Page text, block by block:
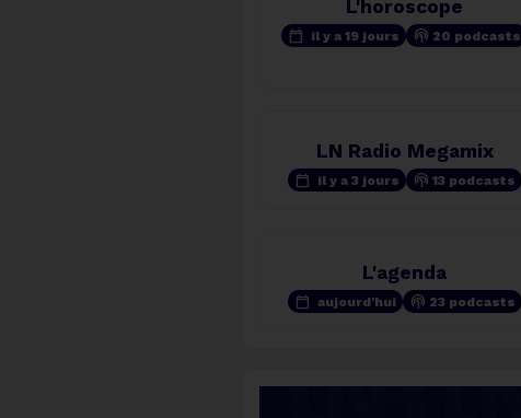
L'horoscope
calendar_today il y a 19 jours podcasts 20 podcasts
LN Radio Megamix
calendar_today il y a 3 jours podcasts 13 podcasts
L'agenda
calendar_today aujourd'hui podcasts 23 podcasts